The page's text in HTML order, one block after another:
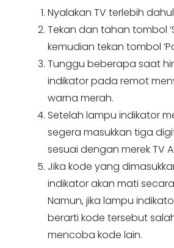
Nyalakan TV terlebih
Tekan dan tahan tombol
kemudian tekan tombol
Tunggu beberapa saat
indikator pada remot
warna merah.
Setelah lampu indikator
segera masukkan tiga
sesuai dengan merek TV
Jika kode yang
indikator akan mati
Namun, jika lampu
berarti kode tersebut
mencoba kode lain.